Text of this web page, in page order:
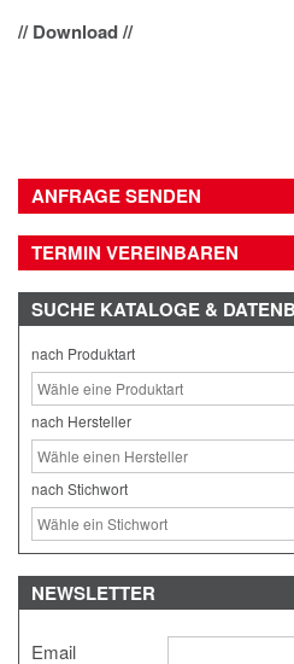
// Download //
ANFRAGE SENDEN
TERMIN VEREINBAREN
SUCHE KATALOGE &
nach Produktart
nach Hersteller
nach Stichwort
NEWSLETTER
Email